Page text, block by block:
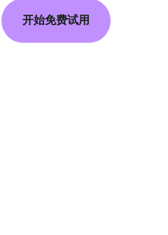
开始免费试用